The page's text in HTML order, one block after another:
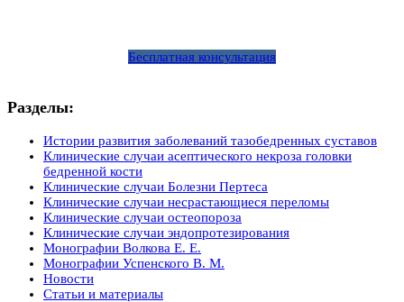
Бесплатная консультация
Разделы:
Истории развития заболеваний тазобедренных суставов
Клинические случаи асептического некроза головки
бедренной кости
Клинические случаи Болезни Пертеса
Клинические случаи несрастающиеся переломы
Клинические случаи остеопороза
Клинические случаи эндопротезирования
Монографии Волкова Е. Е.
Монографии Успенского В. М.
Новости
Статьи и материалы